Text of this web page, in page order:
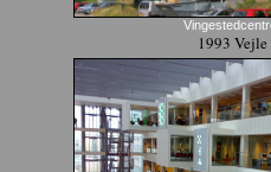
1993 Vejle